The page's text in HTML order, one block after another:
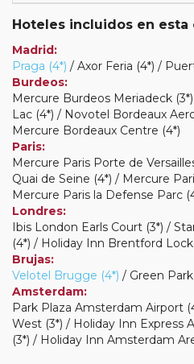
Hoteles incluidos en esta
Madrid:
Praga (4*) / Axor Feria (4*) /
Burdeos:
Mercure Burdeos Meriadeck
Lac (4*) / Novotel Bordeaux
Mercure Bordeaux Centre (4*)
Paris:
Mercure Paris Porte de
Quai de Seine (4*) / Mercure
Mercure Paris la Defense Parc
Londres:
Ibis London Earls Court (3*) /
(4*) / Holiday Inn Brentford Lock
Brujas:
Velotel Brugge (4*) / Green
Amsterdam:
Park Plaza Amsterdam Airport
West (3*) / Holiday Inn Express
(3*) / Holiday Inn Amsterdam